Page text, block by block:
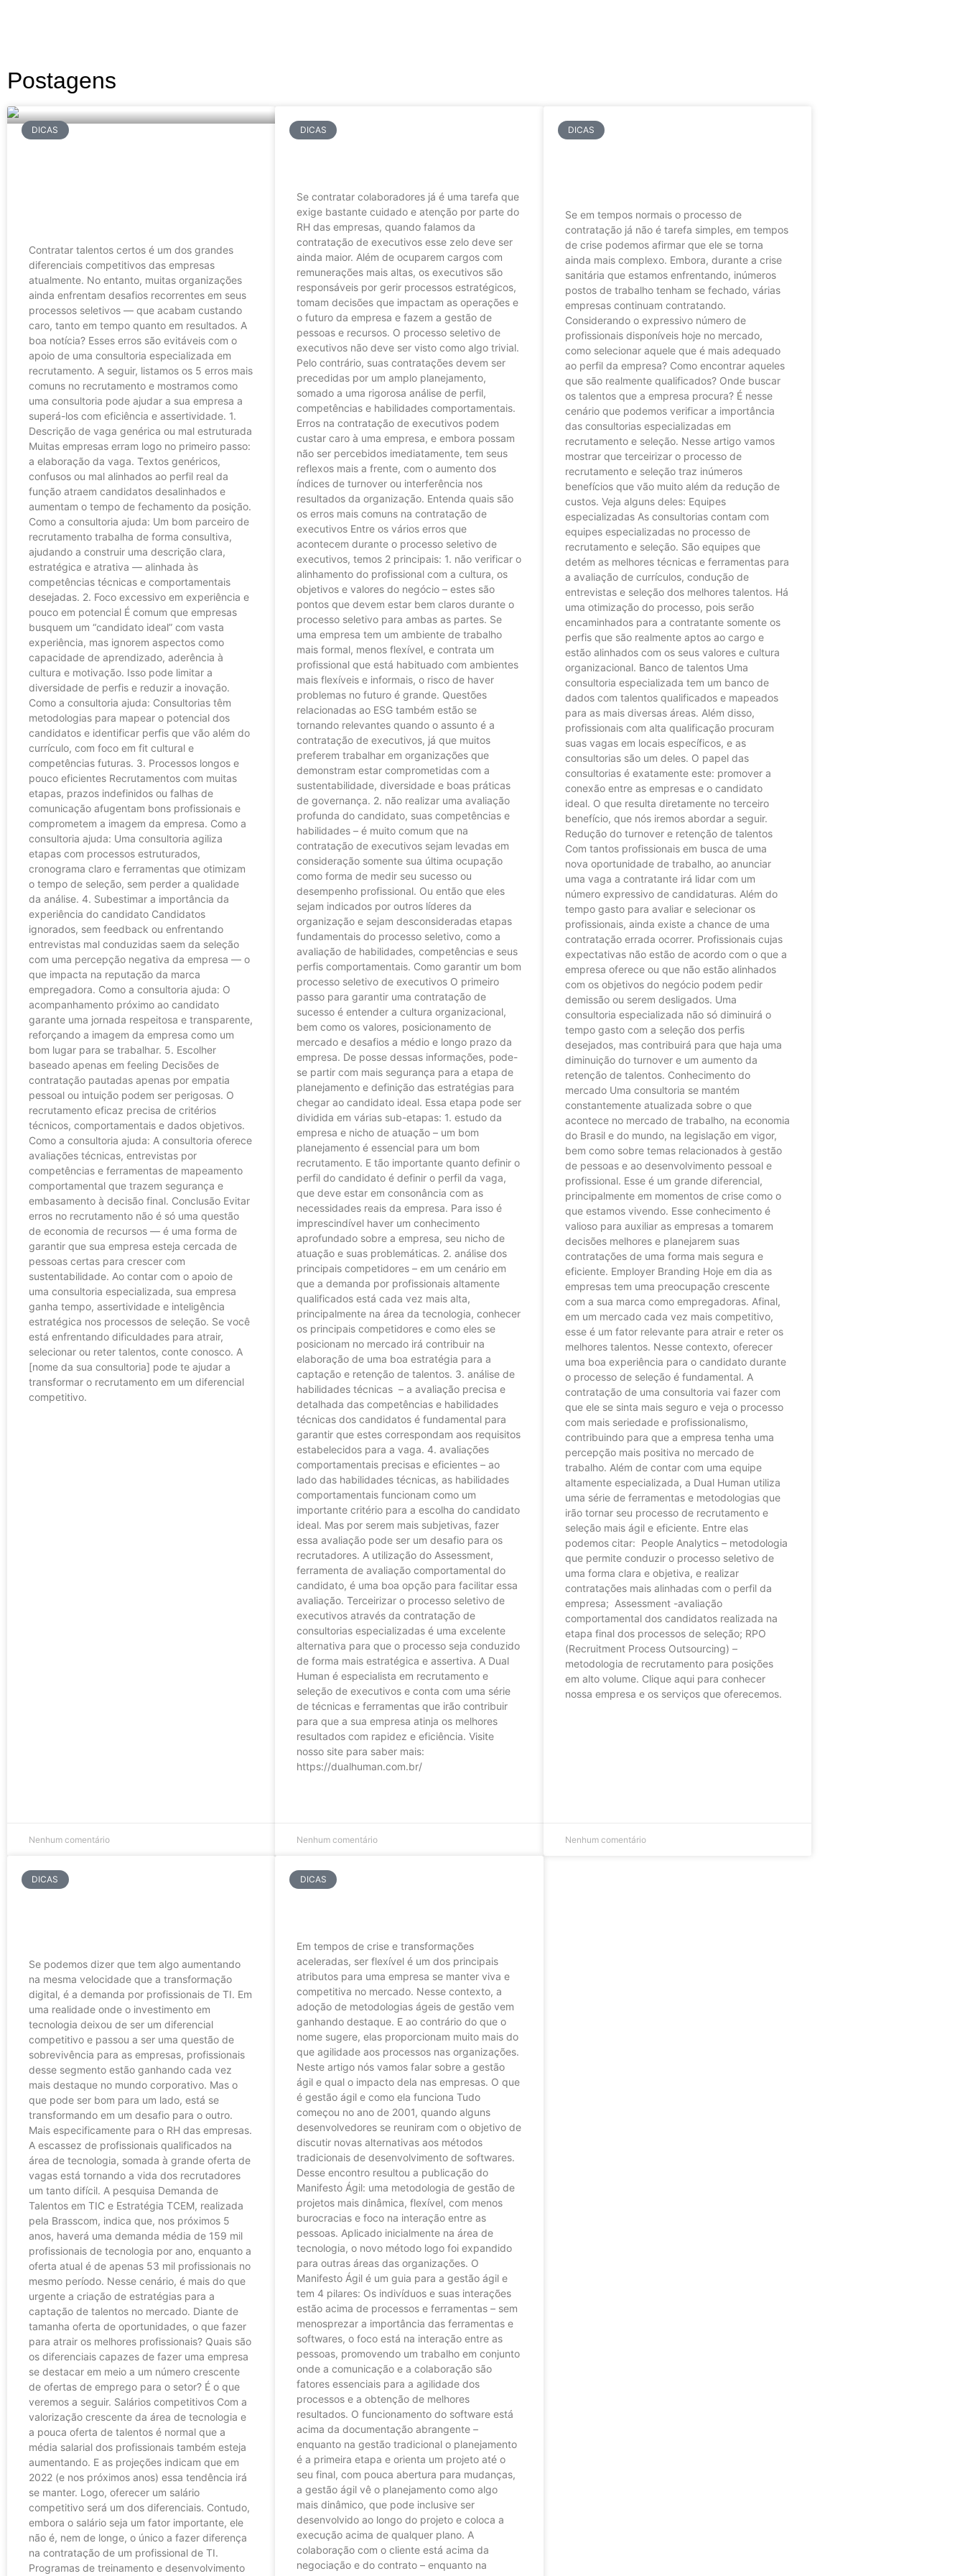
Postagens
DICAS
Contratar talentos certos é um dos grandes
diferenciais competitivos das empresas
atualmente. No entanto, muitas organizações
ainda enfrentam desafios recorrentes em seus
processos seletivos — que acabam custando
caro, tanto em tempo quanto em resultados. A
boa notícia? Esses erros são evitáveis com o
apoio de uma consultoria especializada em
recrutamento. A seguir, listamos os 5 erros mais
comuns no recrutamento e mostramos como
uma consultoria pode ajudar a sua empresa a
superá-los com eficiência e assertividade. 1.
Descrição de vaga genérica ou mal estruturada
Muitas empresas erram logo no primeiro passo:
a elaboração da vaga. Textos genéricos,
confusos ou mal alinhados ao perfil real da
função atraem candidatos desalinhados e
aumentam o tempo de fechamento da posição.
Como a consultoria ajuda: Um bom parceiro de
recrutamento trabalha de forma consultiva,
ajudando a construir uma descrição clara,
estratégica e atrativa — alinhada às
competências técnicas e comportamentais
desejadas. 2. Foco excessivo em experiência e
pouco em potencial É comum que empresas
busquem um “candidato ideal” com vasta
experiência, mas ignorem aspectos como
capacidade de aprendizado, aderência à
cultura e motivação. Isso pode limitar a
diversidade de perfis e reduzir a inovação.
Como a consultoria ajuda: Consultorias têm
metodologias para mapear o potencial dos
candidatos e identificar perfis que vão além do
currículo, com foco em fit cultural e
competências futuras. 3. Processos longos e
pouco eficientes Recrutamentos com muitas
etapas, prazos indefinidos ou falhas de
comunicação afugentam bons profissionais e
comprometem a imagem da empresa. Como a
consultoria ajuda: Uma consultoria agiliza
etapas com processos estruturados,
cronograma claro e ferramentas que otimizam
o tempo de seleção, sem perder a qualidade
da análise. 4. Subestimar a importância da
experiência do candidato Candidatos
ignorados, sem feedback ou enfrentando
entrevistas mal conduzidas saem da seleção
com uma percepção negativa da empresa — o
que impacta na reputação da marca
empregadora. Como a consultoria ajuda: O
acompanhamento próximo ao candidato
garante uma jornada respeitosa e transparente,
reforçando a imagem da empresa como um
bom lugar para se trabalhar. 5. Escolher
baseado apenas em feeling Decisões de
contratação pautadas apenas por empatia
pessoal ou intuição podem ser perigosas. O
recrutamento eficaz precisa de critérios
técnicos, comportamentais e dados objetivos.
Como a consultoria ajuda: A consultoria oferece
avaliações técnicas, entrevistas por
competências e ferramentas de mapeamento
comportamental que trazem segurança e
embasamento à decisão final. Conclusão Evitar
erros no recrutamento não é só uma questão
de economia de recursos — é uma forma de
garantir que sua empresa esteja cercada de
pessoas certas para crescer com
sustentabilidade. Ao contar com o apoio de
uma consultoria especializada, sua empresa
ganha tempo, assertividade e inteligência
estratégica nos processos de seleção. Se você
está enfrentando dificuldades para atrair,
selecionar ou reter talentos, conte conosco. A
[nome da sua consultoria] pode te ajudar a
transformar o recrutamento em um diferencial
competitivo.
Nenhum comentário
DICAS
Como evitar erros em
Se contratar colaboradores já é uma tarefa que
exige bastante cuidado e atenção por parte do
RH das empresas, quando falamos da
contratação de executivos esse zelo deve ser
ainda maior. Além de ocuparem cargos com
remunerações mais altas, os executivos são
responsáveis por gerir processos estratégicos,
tomam decisões que impactam as operações e
o futuro da empresa e fazem a gestão de
pessoas e recursos. O processo seletivo de
executivos não deve ser visto como algo trivial.
Pelo contrário, suas contratações devem ser
precedidas por um amplo planejamento,
somado a uma rigorosa análise de perfil,
competências e habilidades comportamentais.
Erros na contratação de executivos podem
custar caro à uma empresa, e embora possam
não ser percebidos imediatamente, tem seus
reflexos mais a frente, com o aumento dos
índices de turnover ou interferência nos
resultados da organização. Entenda quais são
os erros mais comuns na contratação de
executivos Entre os vários erros que
acontecem durante o processo seletivo de
executivos, temos 2 principais: 1. não verificar o
alinhamento do profissional com a cultura, os
objetivos e valores do negócio – estes são
pontos que devem estar bem claros durante o
processo seletivo para ambas as partes. Se
uma empresa tem um ambiente de trabalho
mais formal, menos flexível, e contrata um
profissional que está habituado com ambientes
mais flexíveis e informais, o risco de haver
problemas no futuro é grande. Questões
relacionadas ao ESG também estão se
tornando relevantes quando o assunto é a
contratação de executivos, já que muitos
preferem trabalhar em organizações que
demonstram estar comprometidas com a
sustentabilidade, diversidade e boas práticas
de governança. 2. não realizar uma avaliação
profunda do candidato, suas competências e
habilidades – é muito comum que na
contratação de executivos sejam levadas em
consideração somente sua última ocupação
como forma de medir seu sucesso ou
desempenho profissional. Ou então que eles
sejam indicados por outros líderes da
organização e sejam desconsideradas etapas
fundamentais do processo seletivo, como a
avaliação de habilidades, competências e seus
perfis comportamentais. Como garantir um bom
processo seletivo de executivos O primeiro
passo para garantir uma contratação de
sucesso é entender a cultura organizacional,
bem como os valores, posicionamento de
mercado e desafios a médio e longo prazo da
empresa. De posse dessas informações, pode-
se partir com mais segurança para a etapa de
planejamento e definição das estratégias para
chegar ao candidato ideal. Essa etapa pode ser
dividida em várias sub-etapas: 1. estudo da
empresa e nicho de atuação – um bom
planejamento é essencial para um bom
recrutamento. E tão importante quanto definir o
perfil do candidato é definir o perfil da vaga,
que deve estar em consonância com as
necessidades reais da empresa. Para isso é
imprescindível haver um conhecimento
aprofundado sobre a empresa, seu nicho de
atuação e suas problemáticas. 2. análise dos
principais competidores – em um cenário em
que a demanda por profissionais altamente
qualificados está cada vez mais alta,
principalmente na área da tecnologia, conhecer
os principais competidores e como eles se
posicionam no mercado irá contribuir na
elaboração de uma boa estratégia para a
captação e retenção de talentos. 3. análise de
habilidades técnicas – a avaliação precisa e
detalhada das competências e habilidades
técnicas dos candidatos é fundamental para
garantir que estes correspondam aos requisitos
estabelecidos para a vaga. 4. avaliações
comportamentais precisas e eficientes – ao
lado das habilidades técnicas, as habilidades
comportamentais funcionam como um
importante critério para a escolha do candidato
ideal. Mas por serem mais subjetivas, fazer
essa avaliação pode ser um desafio para os
recrutadores. A utilização do Assessment,
ferramenta de avaliação comportamental do
candidato, é uma boa opção para facilitar essa
avaliação. Terceirizar o processo seletivo de
executivos através da contratação de
consultorias especializadas é uma excelente
alternativa para que o processo seja conduzido
de forma mais estratégica e assertiva. A Dual
Human é especialista em recrutamento e
seleção de executivos e conta com uma série
de técnicas e ferramentas que irão contribuir
para que a sua empresa atinja os melhores
resultados com rapidez e eficiência. Visite
nosso site para saber mais:
https://dualhuman.com.br/
Nenhum comentário
DICAS
Por que contratar uma
Se em tempos normais o processo de
contratação já não é tarefa simples, em tempos
de crise podemos afirmar que ele se torna
ainda mais complexo. Embora, durante a crise
sanitária que estamos enfrentando, inúmeros
postos de trabalho tenham se fechado, várias
empresas continuam contratando.
Considerando o expressivo número de
profissionais disponíveis hoje no mercado,
como selecionar aquele que é mais adequado
ao perfil da empresa? Como encontrar aqueles
que são realmente qualificados? Onde buscar
os talentos que a empresa procura? É nesse
cenário que podemos verificar a importância
das consultorias especializadas em
recrutamento e seleção. Nesse artigo vamos
mostrar que terceirizar o processo de
recrutamento e seleção traz inúmeros
benefícios que vão muito além da redução de
custos. Veja alguns deles: Equipes
especializadas As consultorias contam com
equipes especializadas no processo de
recrutamento e seleção. São equipes que
detém as melhores técnicas e ferramentas para
a avaliação de currículos, condução de
entrevistas e seleção dos melhores talentos. Há
uma otimização do processo, pois serão
encaminhados para a contratante somente os
perfis que são realmente aptos ao cargo e
estão alinhados com os seus valores e cultura
organizacional. Banco de talentos Uma
consultoria especializada tem um banco de
dados com talentos qualificados e mapeados
para as mais diversas áreas. Além disso,
profissionais com alta qualificação procuram
suas vagas em locais específicos, e as
consultorias são um deles. O papel das
consultorias é exatamente este: promover a
conexão entre as empresas e o candidato
ideal. O que resulta diretamente no terceiro
benefício, que nós iremos abordar a seguir.
Redução do turnover e retenção de talentos
Com tantos profissionais em busca de uma
nova oportunidade de trabalho, ao anunciar
uma vaga a contratante irá lidar com um
número expressivo de candidaturas. Além do
tempo gasto para avaliar e selecionar os
profissionais, ainda existe a chance de uma
contratação errada ocorrer. Profissionais cujas
expectativas não estão de acordo com o que a
empresa oferece ou que não estão alinhados
com os objetivos do negócio podem pedir
demissão ou serem desligados. Uma
consultoria especializada não só diminuirá o
tempo gasto com a seleção dos perfis
desejados, mas contribuirá para que haja uma
diminuição do turnover e um aumento da
retenção de talentos. Conhecimento do
mercado Uma consultoria se mantém
constantemente atualizada sobre o que
acontece no mercado de trabalho, na economia
do Brasil e do mundo, na legislação em vigor,
bem como sobre temas relacionados à gestão
de pessoas e ao desenvolvimento pessoal e
profissional. Esse é um grande diferencial,
principalmente em momentos de crise como o
que estamos vivendo. Esse conhecimento é
valioso para auxiliar as empresas a tomarem
decisões melhores e planejarem suas
contratações de uma forma mais segura e
eficiente. Employer Branding Hoje em dia as
empresas tem uma preocupação crescente
com a sua marca como empregadoras. Afinal,
em um mercado cada vez mais competitivo,
esse é um fator relevante para atrair e reter os
melhores talentos. Nesse contexto, oferecer
uma boa experiência para o candidato durante
o processo de seleção é fundamental. A
contratação de uma consultoria vai fazer com
que ele se sinta mais seguro e veja o processo
com mais seriedade e profissionalismo,
contribuindo para que a empresa tenha uma
percepção mais positiva no mercado de
trabalho. Além de contar com uma equipe
altamente especializada, a Dual Human utiliza
uma série de ferramentas e metodologias que
irão tornar seu processo de recrutamento e
seleção mais ágil e eficiente. Entre elas
podemos citar: People Analytics – metodologia
que permite conduzir o processo seletivo de
uma forma clara e objetiva, e realizar
contratações mais alinhadas com o perfil da
empresa; Assessment -avaliação
comportamental dos candidatos realizada na
etapa final dos processos de seleção; RPO
(Recruitment Process Outsourcing) –
metodologia de recrutamento para posições
em alto volume. Clique aqui para conhecer
nossa empresa e os serviços que oferecemos.
Nenhum comentário
DICAS
RH e profissionais de
Se podemos dizer que tem algo aumentando
na mesma velocidade que a transformação
digital, é a demanda por profissionais de TI. Em
uma realidade onde o investimento em
tecnologia deixou de ser um diferencial
competitivo e passou a ser uma questão de
sobrevivência para as empresas, profissionais
desse segmento estão ganhando cada vez
mais destaque no mundo corporativo. Mas o
que pode ser bom para um lado, está se
transformando em um desafio para o outro.
Mais especificamente para o RH das empresas.
A escassez de profissionais qualificados na
área de tecnologia, somada à grande oferta de
vagas está tornando a vida dos recrutadores
um tanto difícil. A pesquisa Demanda de
Talentos em TIC e Estratégia TCEM, realizada
pela Brasscom, indica que, nos próximos 5
anos, haverá uma demanda média de 159 mil
profissionais de tecnologia por ano, enquanto a
oferta atual é de apenas 53 mil profissionais no
mesmo período. Nesse cenário, é mais do que
urgente a criação de estratégias para a
captação de talentos no mercado. Diante de
tamanha oferta de oportunidades, o que fazer
para atrair os melhores profissionais? Quais são
os diferenciais capazes de fazer uma empresa
se destacar em meio a um número crescente
de ofertas de emprego para o setor? É o que
veremos a seguir. Salários competitivos Com a
valorização crescente da área de tecnologia e
a pouca oferta de talentos é normal que a
média salarial dos profissionais também esteja
aumentando. E as projeções indicam que em
2022 (e nos próximos anos) essa tendência irá
se manter. Logo, oferecer um salário
competitivo será um dos diferenciais. Contudo,
embora o salário seja um fator importante, ele
não é, nem de longe, o único a fazer diferença
na contratação de um profissional de TI.
Programas de treinamento e desenvolvimento
DICAS
O impacto da gestão ágil nas
Em tempos de crise e transformações
aceleradas, ser flexível é um dos principais
atributos para uma empresa se manter viva e
competitiva no mercado. Nesse contexto, a
adoção de metodologias ágeis de gestão vem
ganhando destaque. E ao contrário do que o
nome sugere, elas proporcionam muito mais do
que agilidade aos processos nas organizações.
Neste artigo nós vamos falar sobre a gestão
ágil e qual o impacto dela nas empresas. O que
é gestão ágil e como ela funciona Tudo
começou no ano de 2001, quando alguns
desenvolvedores se reuniram com o objetivo de
discutir novas alternativas aos métodos
tradicionais de desenvolvimento de softwares.
Desse encontro resultou a publicação do
Manifesto Ágil: uma metodologia de gestão de
projetos mais dinâmica, flexível, com menos
burocracias e foco na interação entre as
pessoas. Aplicado inicialmente na área de
tecnologia, o novo método logo foi expandido
para outras áreas das organizações. O
Manifesto Ágil é um guia para a gestão ágil e
tem 4 pilares: Os indivíduos e suas interações
estão acima de processos e ferramentas – sem
menosprezar a importância das ferramentas e
softwares, o foco está na interação entre as
pessoas, promovendo um trabalho em conjunto
onde a comunicação e a colaboração são
fatores essenciais para a agilidade dos
processos e a obtenção de melhores
resultados. O funcionamento do software está
acima da documentação abrangente –
enquanto na gestão tradicional o planejamento
é a primeira etapa e orienta um projeto até o
seu final, com pouca abertura para mudanças,
a gestão ágil vê o planejamento como algo
mais dinâmico, que pode inclusive ser
desenvolvido ao longo do projeto e coloca a
execução acima de qualquer plano. A
colaboração com o cliente está acima da
negociação e do contrato – enquanto na